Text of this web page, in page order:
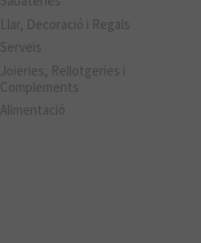
Llar, Decoració i Regals
Serveis
Joieries, Rellotgeries i
Complements
Alimentació